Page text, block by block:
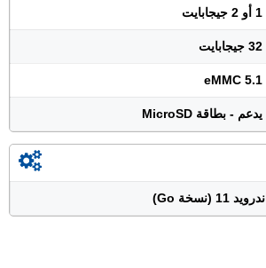
1 أو 2 جيجابايت
32 جيجابايت
eMMC 5.1
يدعم - بطاقة MicroSD
اندرويد 11 (نسخة Go)